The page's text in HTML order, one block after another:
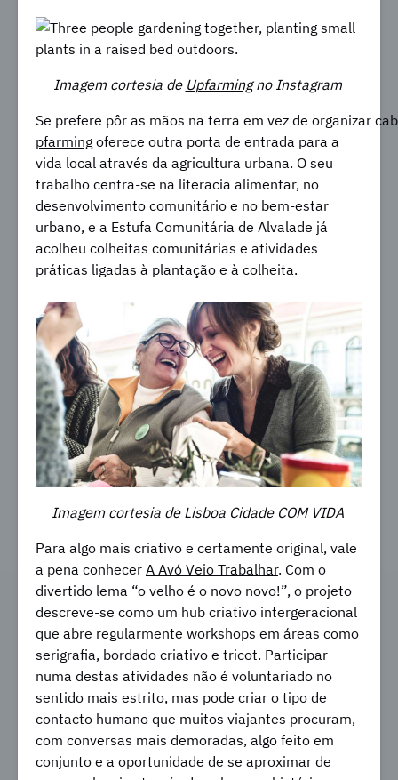
Imagem cortesia de Upfarmingno Instagram
Se prefere pôr as mãos na terra em vez de organizar
pfarming oferece outra porta de entrada para a
vida local através da agricultura urbana. O seu
trabalho centra-se na literacia alimentar, no
desenvolvimento comunitário e no bem-estar
urbano, e a Estufa Comunitária de Alvalade já
acolheu colheitas comunitárias e atividades
práticas ligadas à plantação e à colheita.
Imagem cortesia de Lisboa Cidade COM VIDA
Para algo mais criativo e certamente original, vale
a pena conhecer A Avó Veio Trabalhar. Com o
divertido lema “o velho é o novo novo!”, o projeto
descreve-se como um hub criativo intergeracional
que abre regularmente workshops em áreas como
serigrafia, bordado criativo e tricot. Participar
numa destas atividades não é voluntariado no
sentido mais estrito, mas pode criar o tipo de
contacto humano que muitos viajantes procuram,
com conversas mais demoradas, algo feito em
conjunto e a oportunidade de se aproximar de